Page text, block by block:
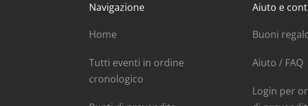
Navigazione
Home
Tutti eventi in ordine
cronologico
Aiuto e
Buoni
Aiuto / FAQ
Login per